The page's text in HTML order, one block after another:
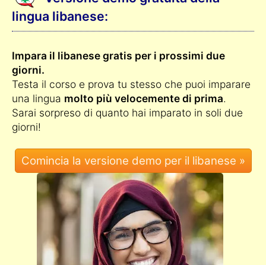
lingua libanese:
Impara il libanese gratis per i prossimi due
giorni.
Testa il corso e prova tu stesso che puoi imparare
una lingua molto più velocemente di prima.
Sarai sorpreso di quanto hai imparato in soli due
giorni!